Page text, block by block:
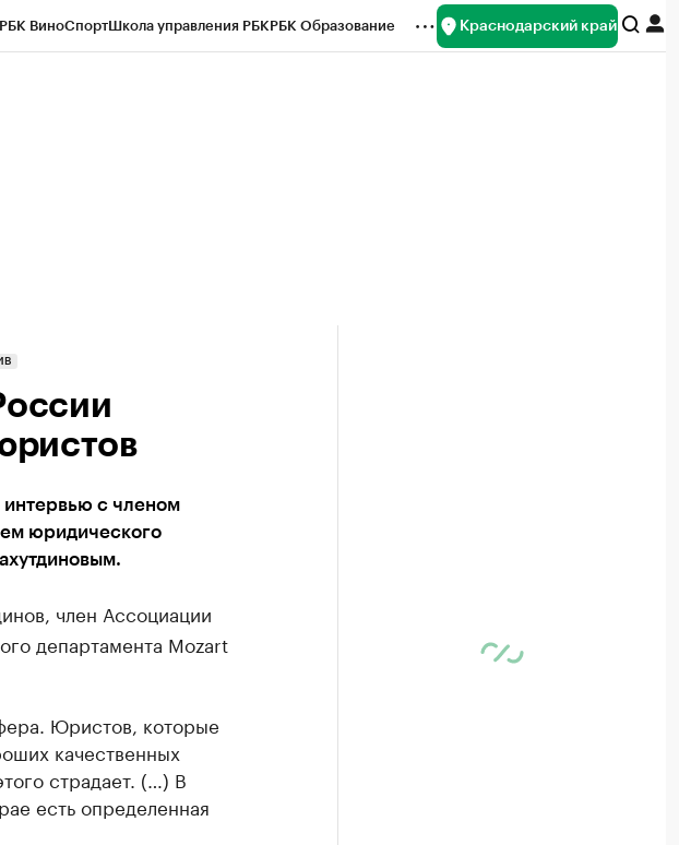
РБК ВиноСпортШкола управления РБКРБК Образование Краснодарский край
с членом
юридического
член Ассоциации
департамента Mozart
Юристов, которые
качественных
страдает. (…) В
есть определенная